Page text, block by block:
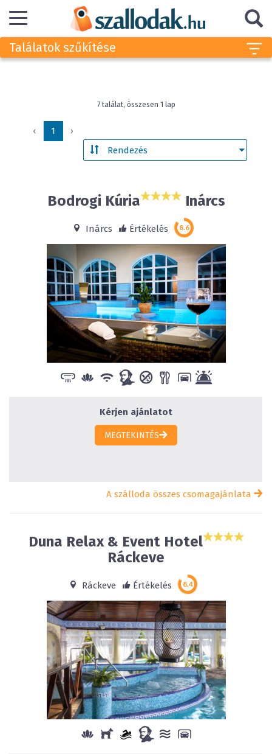
Találatok szűkítése
7 találat, összesen 1 lap
‹ 1 ›
Bodrogi Kúria Inárcs
Inárcs Értékelés
Kérjen ajánlatot
MEGTEKINTÉS
A szálloda összes csomagajánlata
Duna Relax & Event Hotel
Ráckeve
Ráckeve Értékelés